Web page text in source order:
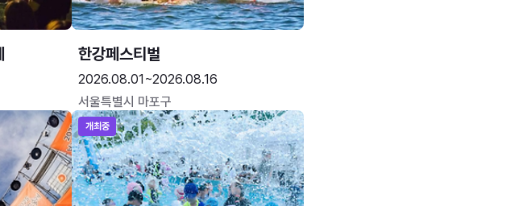
한강페스티벌
2026.08.01~2026.08.16
서울특별시 마포구
개최중